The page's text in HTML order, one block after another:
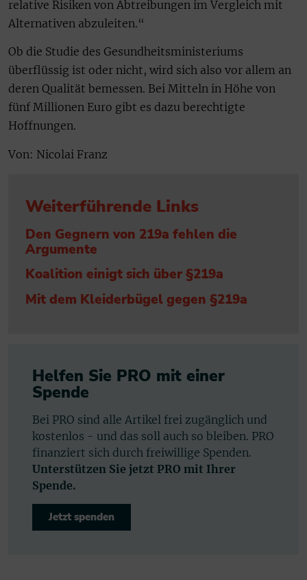
relative Risiken von Abtreibungen im Vergleich mit
Alternativen abzuleiten.“
Ob die Studie des Gesundheitsministeriums
überflüssig ist oder nicht, wird sich also vor allem an
deren Qualität bemessen. Bei Mitteln in Höhe von
fünf Millionen Euro gibt es dazu berechtigte
Hoffnungen.
Von: Nicolai Franz
Weiterführende Links
Den Gegnern von 219a fehlen die
Argumente
Koalition einigt sich über §219a
Mit dem Kleiderbügel gegen §219a
Helfen Sie PRO mit einer
Spende
Bei PRO sind alle Artikel frei zugänglich und
kostenlos - und das soll auch so bleiben. PRO
finanziert sich durch freiwillige Spenden.
Unterstützen Sie jetzt PRO mit Ihrer
Spende.
Jetzt spenden